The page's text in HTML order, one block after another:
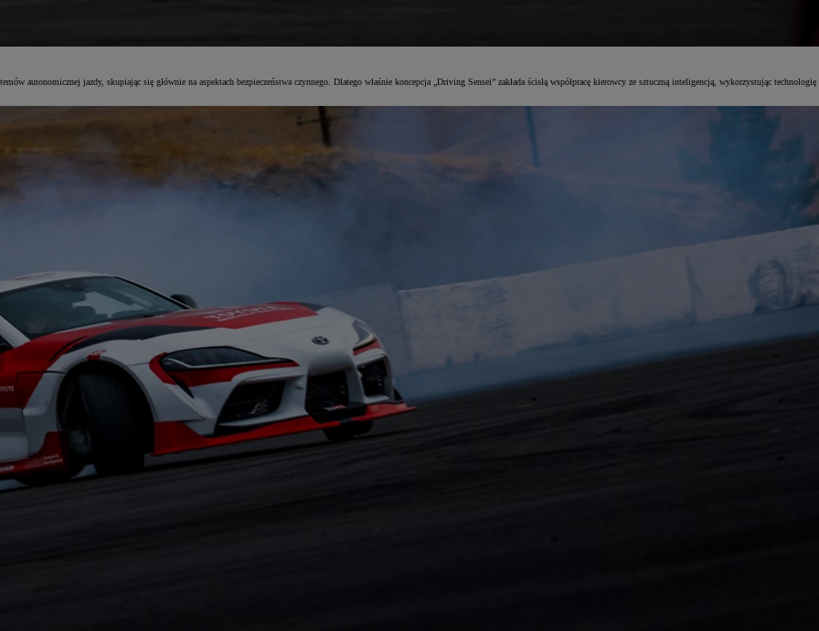
autonomicznej jazdy, skupiając się głównie na aspektach bezpieczeństwa czynnego. Dlatego właśnie koncepcja „Driving Sensei” zakłada ścisłą współpracę kierowcy ze sztuczną inteligencją, wykorzystując technologię